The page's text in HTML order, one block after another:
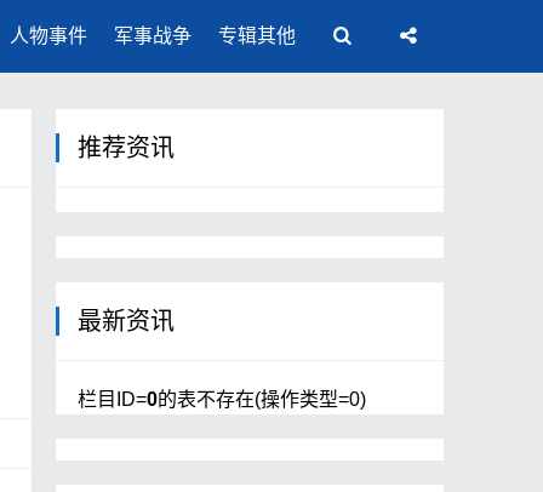
人物事件 军事战争 专辑其他
推荐资讯
最新资讯
栏目ID=0的表不存在(操作类型=0)